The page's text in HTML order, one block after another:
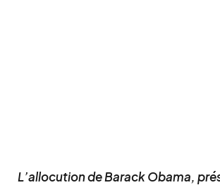
L’allocution de Barack Obama,